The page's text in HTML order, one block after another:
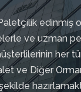
edinmiş
ve uzman
her
ve Diğer